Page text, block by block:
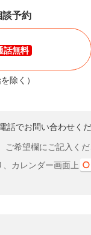
談予約
話無料
除く）
電話でお問い合わせく
ご希望欄にご記入く
カレンダー画面上